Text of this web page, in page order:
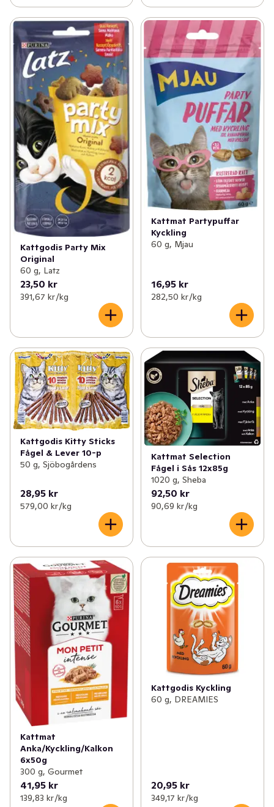
Kattgodis Party Mix
Original
60 g, Latz
23,50 kr
391,67 kr /kg
Kattmat Partypuffar
Kyckling
60 g, Mjau
16,95 kr
282,50 kr /kg
Kattgodis Kitty Sticks
Fågel & Lever 10-p
50 g, Sjöbogårdens
28,95 kr
579,00 kr /kg
Kattmat Selection
Fågel i Sås 12x85g
1020 g, Sheba
92,50 kr
90,69 kr /kg
Kattmat
Anka/Kyckling/Kalkon
6x50g
300 g, Gourmet
41,95 kr
139,83 kr /kg
Kattgodis Kyckling
60 g, DREAMIES
20,95 kr
349,17 kr /kg